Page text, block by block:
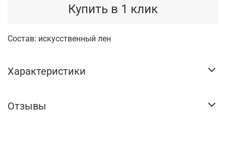
Купить в 1 клик
Состав: искусственный лен
Характеристики
Отзывы